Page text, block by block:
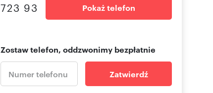
723 93 Pokaż telefon
Zostaw telefon, oddzwonimy bezpłatnie
Zatwierdź